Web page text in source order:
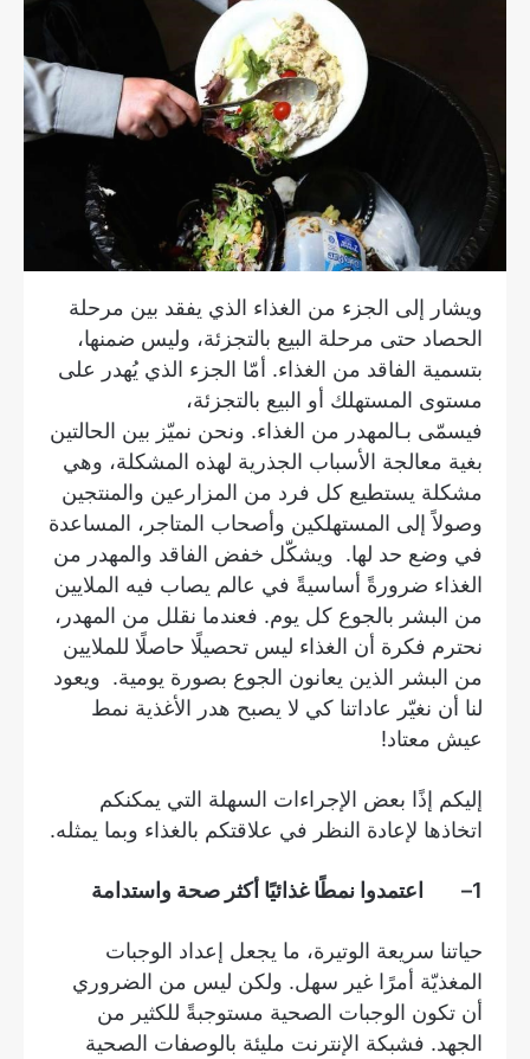
ويشار إلى الجزء من الغذاء الذي يفقد بين مرحلة
الحصاد حتى مرحلة البيع بالتجزئة، وليس ضمنها،
بتسمية الفاقد من الغذاء. أمّا الجزء الذي يُهدر على
مستوى المستهلك أو البيع بالتجزئة،
فيسمّى بـالمهدر من الغذاء. ونحن نميّز بين الحالتين
بغية معالجة الأسباب الجذرية لهذه المشكلة، وهي
مشكلة يستطيع كل فرد من المزارعين والمنتجين
وصولاً إلى المستهلكين وأصحاب المتاجر، المساعدة
في وضع حد لها. ويشكّل خفض الفاقد والمهدر من
الغذاء ضرورةً أساسيةً في عالم يصاب فيه الملايين
من البشر بالجوع كل يوم. فعندما نقلل من المهدر،
نحترم فكرة أن الغذاء ليس تحصيلًا حاصلًا للملايين
من البشر الذين يعانون الجوع بصورة يومية. ويعود
لنا أن نغيّر عاداتنا كي لا يصبح هدر الأغذية نمط
عيش معتاد!
إليكم إذًا بعض الإجراءات السهلة التي يمكنكم
اتخاذها لإعادة النظر في علاقتكم بالغذاء وبما يمثله.
1– اعتمدوا نمطًا غذائيًا أكثر صحة واستدامة
حياتنا سريعة الوتيرة، ما يجعل إعداد الوجبات
المغذيّة أمرًا غير سهل. ولكن ليس من الضروري
أن تكون الوجبات الصحية مستوجبةً للكثير من
الجهد. فشبكة الإنترنت مليئة بالوصفات الصحية